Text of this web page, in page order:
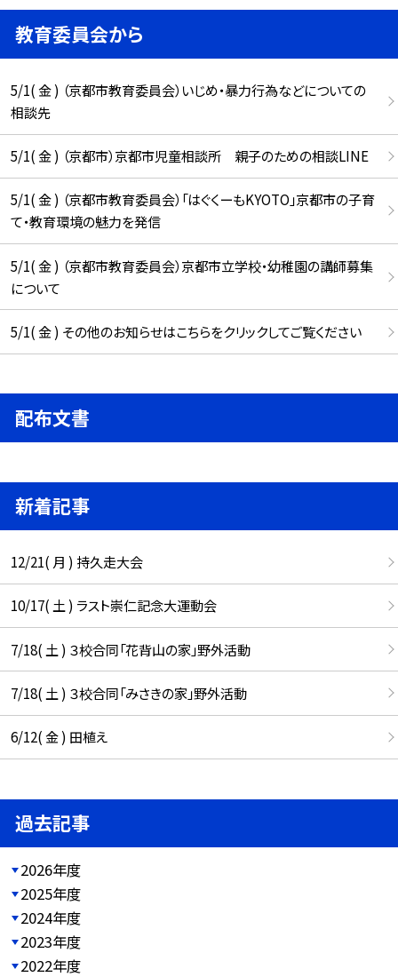
教育委員会から
5/1( 金 ) （京都市教育委員会）いじめ・暴力行為などについての
相談先
5/1( 金 ) （京都市）京都市児童相談所 親子のための相談LINE
5/1( 金 ) （京都市教育委員会）「はぐくーもKYOTO」京都市の子育
て・教育環境の魅力を発信
5/1( 金 ) （京都市教育委員会）京都市立学校・幼稚園の講師募集
について
5/1( 金 ) その他のお知らせはこちらをクリックしてご覧ください
配布文書
新着記事
12/21( 月 ) 持久走大会
10/17( 土 ) ラスト崇仁記念大運動会
7/18( 土 ) ３校合同「花背山の家」野外活動
7/18( 土 ) ３校合同「みさきの家」野外活動
6/12( 金 ) 田植え
過去記事
2026年度
2025年度
2024年度
2023年度
2022年度